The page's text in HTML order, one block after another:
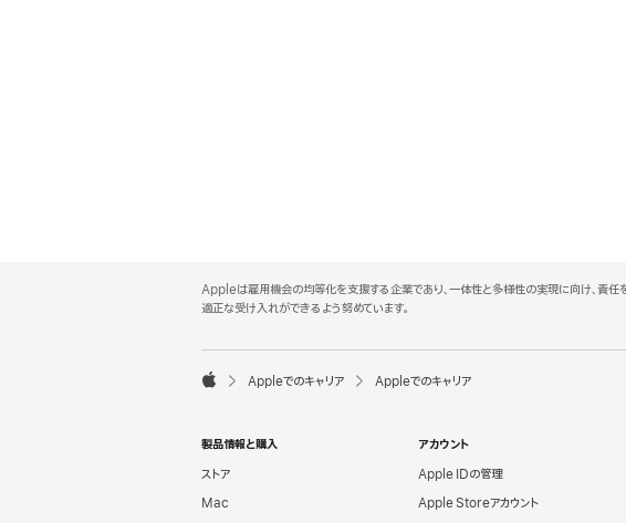
p
p
e
o
e
Appleは雇用機会の均等化を支援する企業であり、一体性と多様性の実現に向け、責任
適正な受け入れができるよう努めています。

p
l
e
Appleでのキャリア Appleでのキャリア
製品情報と購入
ストア
Mac
アカウント
Apple IDの管理
Apple Storeアカウント